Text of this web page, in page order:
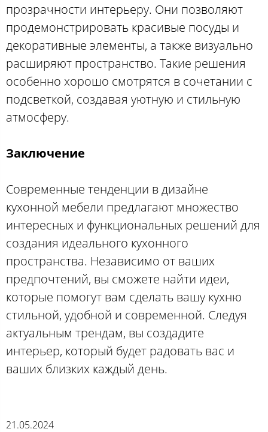
прозрачности интерьеру. Они позволяют
продемонстрировать красивые посуды и
декоративные элементы, а также визуально
расширяют пространство. Такие решения
особенно хорошо смотрятся в сочетании с
подсветкой, создавая уютную и стильную
атмосферу.
Заключение
Современные тенденции в дизайне
кухонной мебели предлагают множество
интересных и функциональных решений для
создания идеального кухонного
пространства. Независимо от ваших
предпочтений, вы сможете найти идеи,
которые помогут вам сделать вашу кухню
стильной, удобной и современной. Следуя
актуальным трендам, вы создадите
интерьер, который будет радовать вас и
ваших близких каждый день.
21.05.2024